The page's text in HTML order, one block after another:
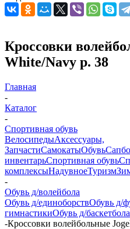
Кроссовки
White/Navy р. 38
Главная
-
Каталог
-
Спортивная обувь
ВелосипедыАксессуары,
ЗапчастиСамокатыОбувь
инвентарьСпортивная обувь
комплексыНадувноеТуризм
-
Обувь д/волейбола
Обувь д/единоборствОбувь д/
гимнастикиОбувь д/баскетбола
-Кроссовки волейбольные